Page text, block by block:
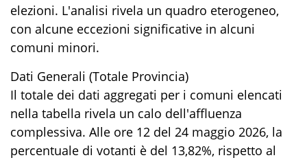
elezioni. L'analisi rivela un quadro eterogeneo,
con alcune eccezioni significative in alcuni
comuni minori.
Dati Generali (Totale Provincia)
​Il totale dei dati aggregati per i comuni elencati
nella tabella rivela un calo dell'affluenza
complessiva. Alle ore 12 del 24 maggio 2026, la
percentuale di votanti è del 13,82%, rispetto al